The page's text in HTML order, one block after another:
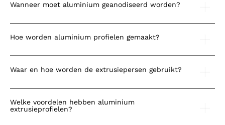
Wanneer moet aluminium geanodiseerd worden?
Hoe worden aluminium profielen gemaakt?
Waar en hoe worden de extrusiepersen gebruikt?
Welke voordelen hebben aluminium
extrusieprofielen?